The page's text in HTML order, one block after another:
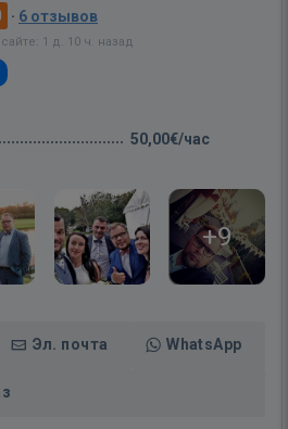
· 6 отзывов
1 д. 10 ч. назад
50,00€/час
+9
Эл. почта WhatsApp